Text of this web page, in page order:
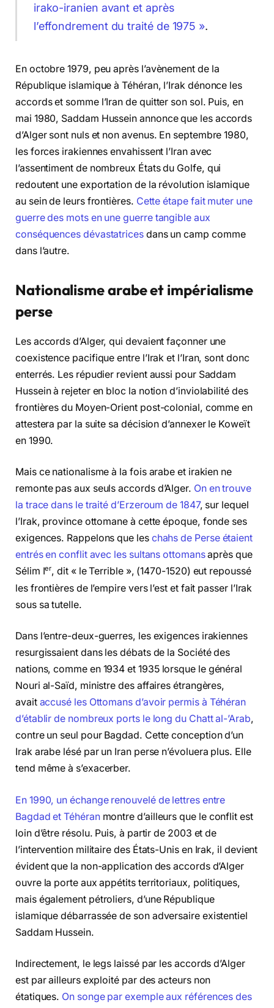
irako-iranien avant et après
l’effondrement du traité de 1975 ».
En octobre 1979, peu après l’avènement de la
République islamique à Téhéran, l’Irak dénonce les
accords et somme l’Iran de quitter son sol. Puis, en
mai 1980, Saddam Hussein annonce que les accords
d’Alger sont nuls et non avenus. En septembre 1980,
les forces irakiennes envahissent l’Iran avec
l’assentiment de nombreux États du Golfe, qui
redoutent une exportation de la révolution islamique
au sein de leurs frontières. Cette étape fait muter une
guerre des mots en une guerre tangible aux
conséquences dévastatricesdans un camp comme
dans l’autre.
Nationalisme arabe et impérialisme
perse
Les accords d’Alger, qui devaient façonner une
coexistence pacifique entre l’Irak et l’Iran, sont donc
enterrés. Les répudier revient aussi pour Saddam
Hussein à rejeter en bloc la notion d’inviolabilité des
frontières du Moyen-Orient post-colonial, comme en
attestera par la suite sa décision d’annexer le Koweït
en 1990.
Mais ce nationalisme à la fois arabe et irakien ne
remonte pas aux seuls accords d’Alger. On en trouve
la trace dans le traité d’Erzeroum de 1847, sur lequel
l’Irak, province ottomane à cette époque, fonde ses
exigences. Rappelons que les chahs de Perse étaient
entrés en conflit avec les sultans ottomansaprès que
Sélim Ier, dit « le Terrible », (1470-1520) eut repoussé
les frontières de l’empire vers l’est et fait passer l’Irak
sous sa tutelle.
Dans l’entre-deux-guerres, les exigences irakiennes
resurgissaient dans les débats de la Société des
nations, comme en 1934 et 1935 lorsque le général
Nouri al-Saïd, ministre des affaires étrangères,
avait accusé les Ottomans d’avoir permis à Téhéran
d’établir de nombreux ports le long du Chatt al-’Arab,
contre un seul pour Bagdad. Cette conception d’un
Irak arabe lésé par un Iran perse n’évoluera plus. Elle
tend même à s’exacerber.
En 1990, un échange renouvelé de lettres entre
Bagdad et Téhéranmontre d’ailleurs que le conflit est
loin d’être résolu. Puis, à partir de 2003 et de
l’intervention militaire des États-Unis en Irak, il devient
évident que la non-application des accords d’Alger
ouvre la porte aux appétits territoriaux, politiques,
mais également pétroliers, d’une République
islamique débarrassée de son adversaire existentiel
Saddam Hussein.
Indirectement, le legs laissé par les accords d’Alger
est par ailleurs exploité par des acteurs non
étatiques. On songe par exemple aux références des